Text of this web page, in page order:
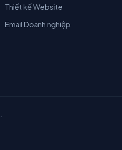
Thiết kế Website
Email Doanh nghiệp